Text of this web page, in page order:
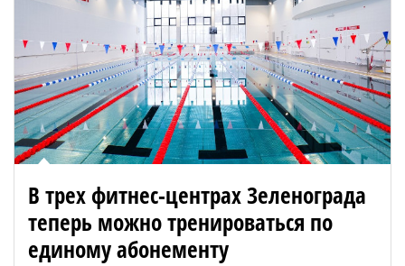
В трех фитнес-центрах Зеленограда
теперь можно тренироваться по
единому абонементу